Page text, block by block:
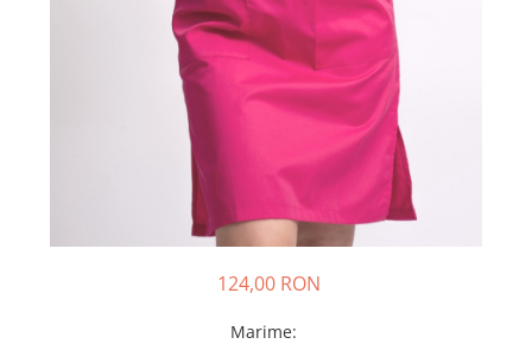
124,00 RON
Marime: